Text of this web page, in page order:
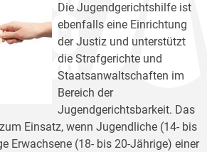
Die Jugendgerichtshilfe ist
ebenfalls eine Einrichtung
der Justiz und unterstützt
die Strafgerichte und
Staatsanwaltschaften im
Bereich der
Jugendgerichtsbarkeit. Das
Einsatz, wenn Jugendliche (14- bis
Erwachsene (18- bis 20-Jährige) einer